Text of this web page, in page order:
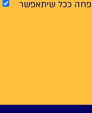
ככל שיתאפשר